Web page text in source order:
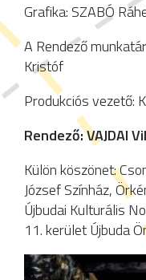
Grafika: SZABÓ
A Rendező
Kristóf
Produkciós vezető:
Rendező: VAJDAI
Külön köszönet:
József Színház,
Újbudai Kulturális
11. kerület Újbuda